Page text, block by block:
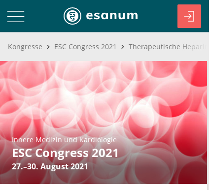
Kongresse ESC Congress 2021
Innere Medizin und Kardiologie
ESC Congress 2021
27.–30. August 2021